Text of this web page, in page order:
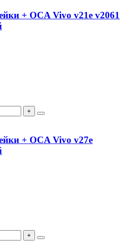
+ OCA Vivo v21e v2061
+
+ OCA Vivo v27e
+